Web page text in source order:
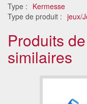
Type : Kermesse
Type de produit : jeux/
Produits
similaires